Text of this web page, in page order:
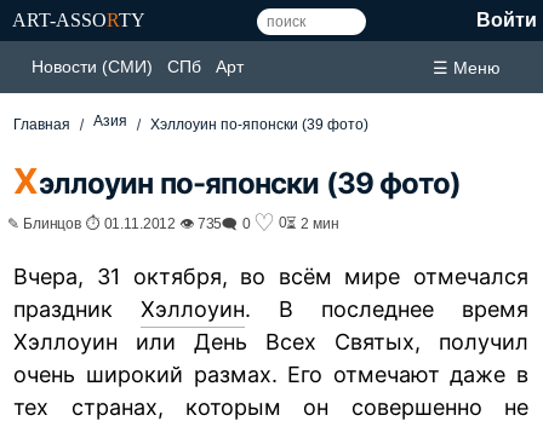
ART-ASSORTY Войти
Новости (СМИ) СПб Арт ☰ Меню
Главная Азия Хэллоуин по-японски (39 фото)
Хэллоуин по-японски (39 фото)
✎ Блинцов ⏱ 01.11.2012 👁 735🗨 0 ♡ 0⏳ 2 мин
Вчера, 31 октября, во всём мире отмечался
праздникХэллоуин. В последнее время
Хэллоуин или День Всех Святых, получил
очень широкий размах. Его отмечают даже в
тех странах, которым он совершенно не